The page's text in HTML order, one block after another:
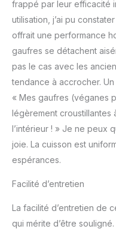
frappé par leur efficacité
utilisation, j’ai pu
offrait une performance
gaufres se détachent
pas le cas avec les
tendance à accrocher.
« Mes gaufres (véganes
légèrement croustillantes
l’intérieur ! » Je ne peux
joie. La cuisson est
espérances.
Facilité d’entretien
La facilité d’entretien de
qui mérite d’être